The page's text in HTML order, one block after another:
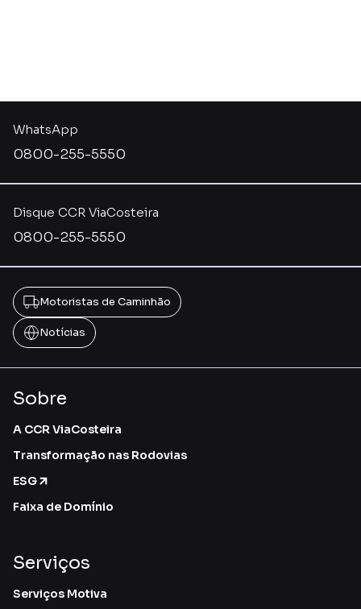
Disque CCR ViaCosteira
0800-255-5550
WhatsApp
0800-255-5550
Motoristas de Caminhão
Notícias
Sobre
A CCR ViaCosteira
Transformação nas Rodovias
ESG
Faixa de Domínio
Serviços
Serviços Motiva